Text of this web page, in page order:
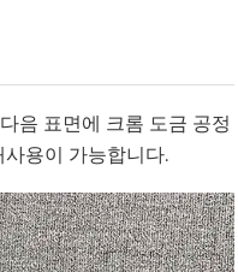
음 표면에 크롬 도금 공정
용이 가능합니다.